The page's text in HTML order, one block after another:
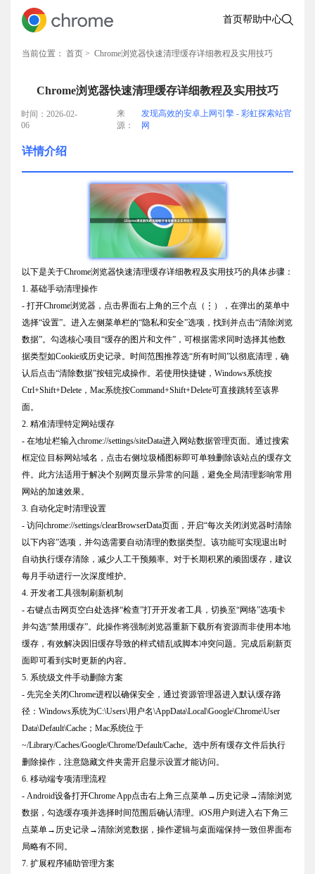
首页帮助中心
当前位置： 首页 > Chrome浏览器快速清理缓存详细教程及实用技巧
Chrome浏览器快速清理缓存详细教程及实用技巧
时间：2026-02-
06
来
源：
发现高效的安卓上网引擎 - 彩虹探索站官
网
详情介绍
以下是关于Chrome浏览器快速清理缓存详细教程及实用技巧的具体步骤：
1. 基础手动清理操作
- 打开Chrome浏览器，点击界面右上角的三个点（⋮），在弹出的菜单中
选择“设置”。进入左侧菜单栏的“隐私和安全”选项，找到并点击“清除浏览
数据”。勾选核心项目“缓存的图片和文件”，可根据需求同时选择其他数
据类型如Cookie或历史记录。时间范围推荐选“所有时间”以彻底清理，确
认后点击“清除数据”按钮完成操作。若使用快捷键，Windows系统按
Ctrl+Shift+Delete，Mac系统按Command+Shift+Delete可直接跳转至该界
面。
2. 精准清理特定网站缓存
- 在地址栏输入chrome://settings/siteData进入网站数据管理页面。通过搜索
框定位目标网站域名，点击右侧垃圾桶图标即可单独删除该站点的缓存文
件。此方法适用于解决个别网页显示异常的问题，避免全局清理影响常用
网站的加速效果。
3. 自动化定时清理设置
- 访问chrome://settings/clearBrowserData页面，开启“每次关闭浏览器时清除
以下内容”选项，并勾选需要自动清理的数据类型。该功能可实现退出时
自动执行缓存清除，减少人工干预频率。对于长期积累的顽固缓存，建议
每月手动进行一次深度维护。
4. 开发者工具强制刷新机制
- 右键点击网页空白处选择“检查”打开开发者工具，切换至“网络”选项卡
并勾选“禁用缓存”。此操作将强制浏览器重新下载所有资源而非使用本地
缓存，有效解决因旧缓存导致的样式错乱或脚本冲突问题。完成后刷新页
面即可看到实时更新的内容。
5. 系统级文件手动删除方案
- 先完全关闭Chrome进程以确保安全，通过资源管理器进入默认缓存路
径：Windows系统为C:\Users\用户名\AppData\Local\Google\Chrome\User
Data\Default\Cache；Mac系统位于
~/Library/Caches/Google/Chrome/Default/Cache。选中所有缓存文件后执行
删除操作，注意隐藏文件夹需开启显示设置才能访问。
6. 移动端专项清理流程
- Android设备打开Chrome App点击右上角三点菜单→历史记录→清除浏览
数据，勾选缓存项并选择时间范围后确认清理。iOS用户则进入右下角三
点菜单→历史记录→清除浏览数据，操作逻辑与桌面端保持一致但界面布
局略有不同。
7. 扩展程序辅助管理方案